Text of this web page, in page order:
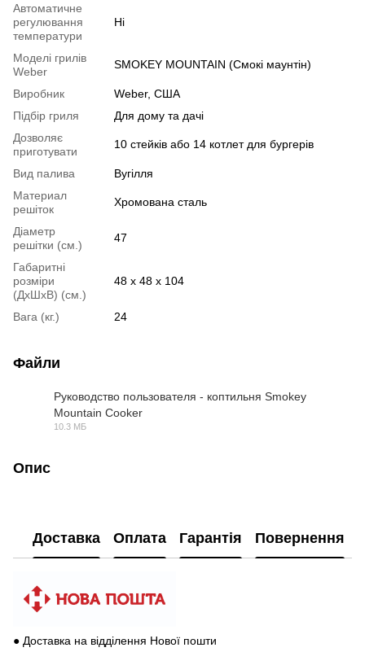
Автоматичне
регулювання
температури
Ні
Моделі грилів
Weber
SMOKEY MOUNTAIN (Смокі маунтін)
Виробник
Weber, США
Підбір гриля
Для дому та дачі
Дозволяє
приготувати
10 стейків або 14 котлет для бургерів
Вид палива
Вугілля
Материал
решіток
Хромована сталь
Діаметр
решітки (см.)
47
Габаритні
розміри
(ДхШхВ) (см.)
48 х 48 x 104
Вага (кг.) 24
Файли
Руководство пользователя - коптильня Smokey
Mountain Cooker
10.3 МБ
Опис
Доставка Оплата Гарантія Повернення
● Доставка на відділення Нової пошти